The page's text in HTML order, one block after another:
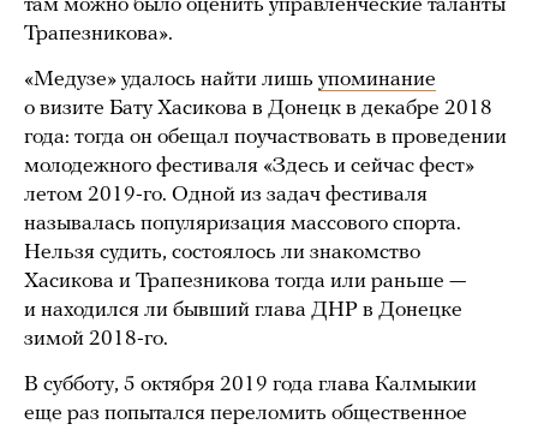
там можно было оценить управленческие таланты
Трапезникова».
«Медузе» удалось найти лишь упоминание
о визите Бату Хасикова в Донецк в декабре 2018
года: тогда он обещал поучаствовать в проведении
молодежного фестиваля «Здесь и сейчас фест»
летом 2019-го. Одной из задач фестиваля
называлась популяризация массового спорта.
Нельзя судить, состоялось ли знакомство
Хасикова и Трапезникова тогда или раньше —
и находился ли бывший глава ДНР в Донецке
зимой 2018-го.
В субботу, 5 октября 2019 года глава Калмыкии
еще раз попытался переломить общественное